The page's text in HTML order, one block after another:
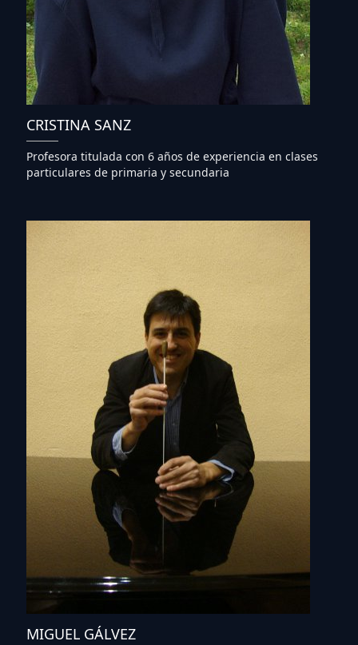
CRISTINA SANZ
Profesora titulada con 6 años de experiencia en clases
particulares de primaria y secundaria
MIGUEL GÁLVEZ